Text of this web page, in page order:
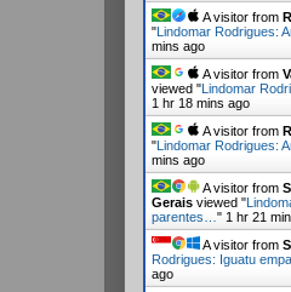
A visitor from
" Lindomar Rodrigues:
mins ago
A visitor from
viewed " Lindomar
1 hr 18 mins ago
A visitor from
" Lindomar Rodrigues:
mins ago
A visitor from
Gerais viewed "
parentes… " 1 hr 21
A visitor from
Rodrigues: Iguatu
ago